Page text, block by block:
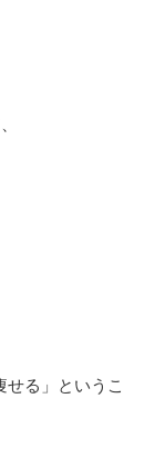
せる」というこ